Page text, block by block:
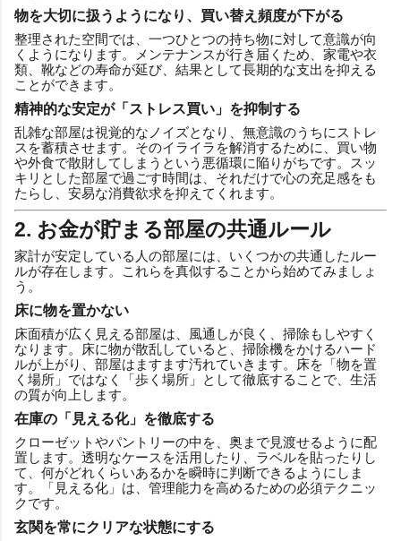
物を大切に扱うようになり、買い替え頻度が下がる
整理された空間では、一つひとつの持ち物に対して意識が向
くようになります。メンテナンスが行き届くため、家電や衣
類、靴などの寿命が延び、結果として長期的な支出を抑える
ことができます。
精神的な安定が「ストレス買い」を抑制する
乱雑な部屋は視覚的なノイズとなり、無意識のうちにストレ
スを蓄積させます。そのイライラを解消するために、買い物
や外食で散財してしまうという悪循環に陥りがちです。スッ
キリとした部屋で過ごす時間は、それだけで心の充足感をも
たらし、安易な消費欲求を抑えてくれます。
2. お金が貯まる部屋の共通ルール
家計が安定している人の部屋には、いくつかの共通したルー
ルが存在します。これらを真似することから始めてみましょ
う。
床に物を置かない
床面積が広く見える部屋は、風通しが良く、掃除もしやすく
なります。床に物が散乱していると、掃除機をかけるハード
ルが上がり、部屋はますます汚れていきます。床を「物を置
く場所」ではなく「歩く場所」として徹底することで、生活
の質が向上します。
在庫の「見える化」を徹底する
クローゼットやパントリーの中を、奥まで見渡せるように配
置します。透明なケースを活用したり、ラベルを貼ったりし
て、何がどれくらいあるかを瞬時に判断できるようにしま
す。「見える化」は、管理能力を高めるための必須テクニッ
クです。
玄関を常にクリアな状態にする